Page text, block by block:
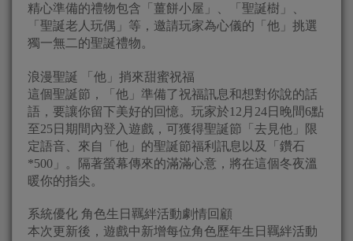
精心準備的禮物包含「薑餅小屋」、「聖誕樹」、
「聖誕老人玩偶」等，邀請玩家為心儀的「他」挑選
獨一無二的聖誕禮物。
浪漫聖誕 「他」捎來甜蜜祝福
這個聖誕節，「他」準備了祝福訊息和想對你說的話
語，要讓你留下美好的回憶。玩家於12月24日晚間6點
至25日期間內登入遊戲，可獲得聖誕節「去見他」限
定語音、來自「他」的聖誕節福利訊息以及「鑽石
*500」。隔著螢幕傳來的滿滿心意，將在這個冬夜溫
暖你的指尖。
系統優化 角色生日羈絆活動劇情回顧
本次更新後，遊戲中新增每位角色歷年生日羈絆活動